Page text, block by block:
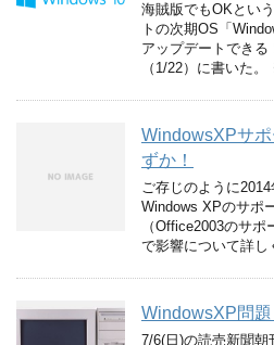
海賊版でもOKとい
トの次期OS「
アップデートでき
（1/22）に書いた
WindowsXPサ
ずか！
ご存じのように
Windows XPのサポ
（Office2003のサ
で影響について詳
WindowsXP問
7/6(日)の読売新聞